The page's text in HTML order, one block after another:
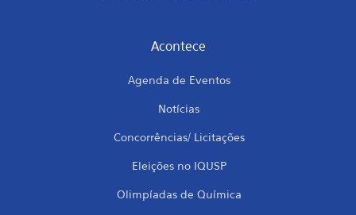
Acontece
Agenda de Eventos
Notícias
Concorrências/ Licitações
Eleições no IQUSP
Olimpíadas de Química